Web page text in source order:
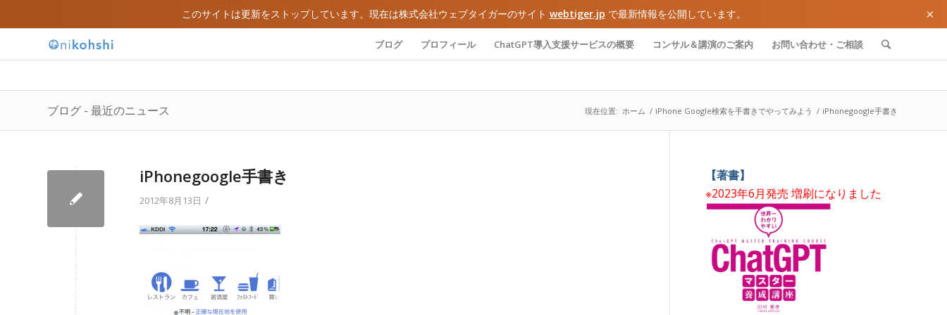
このサイトは更新をストップしています。現在は株式会社ウェブタイガーのサイト webtiger.jp で最新情報を公開しています。 ×
ブログ プロフィール ChatGPT導入支援サービスの概要 コンサル＆講演のご案内 お問い合わせ・ご相談
ブログ - 最近のニュース 現在位置: ホーム / iPhone Google検索を手書きでやってみよう / iPhonegoogle手書き
iPhonegoogle手書き
2012年8月13日 /
【著書】
※2023年6月発売 増刷になりました